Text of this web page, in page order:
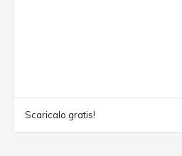
Scaricalo gratis!